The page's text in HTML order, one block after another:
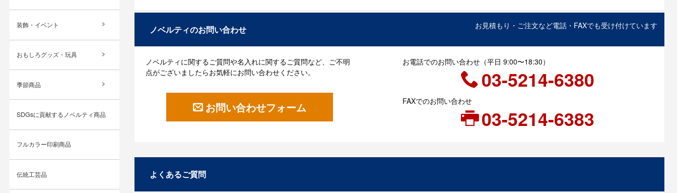
ノベルティのお問い合わせ お見積もり・ご注文など電話・FAXでも受け付けています
ノベルティに関するご質問や名入れに関するご質問など、ご不明
点がございましたらお気軽にお問い合わせください。
お問い合わせフォーム
お電話でのお問い合わせ（平日 9:00〜18:30）
03-5214-6380
FAXでのお問い合わせ
03-5214-6383
よくあるご質問
装飾・イベント
おもしろグッズ・玩具
季節商品
SDGsに貢献するノベルティ商品
フルカラー印刷商品
伝統工芸品